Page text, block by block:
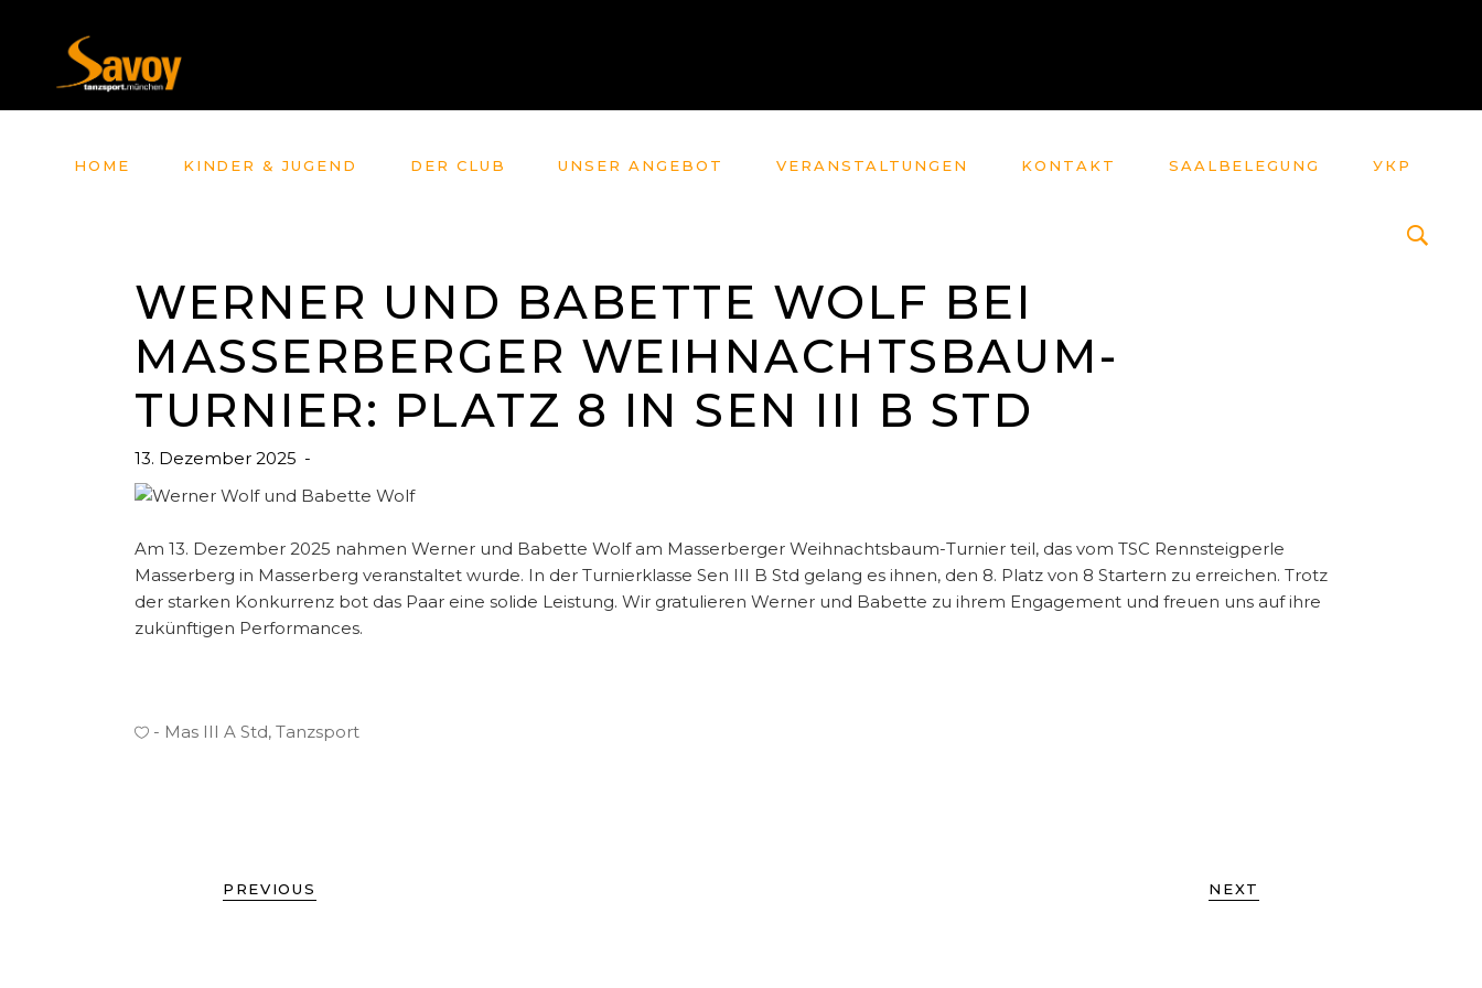
HOME KINDER & JUGEND DER CLUB UNSER ANGEBOT VERANSTALTUNGEN KONTAKT SAALBELEGUNG УКР
WERNER UND BABETTE WOLF BEI
MASSERBERGER WEIHNACHTSBAUM-
TURNIER: PLATZ 8 IN SEN III B STD
13. Dezember 2025
Am 13. Dezember 2025 nahmen Werner und Babette Wolf am Masserberger Weihnachtsbaum-Turnier teil, das vom TSC Rennsteigperle
Masserberg in Masserberg veranstaltet wurde. In der Turnierklasse Sen III B Std gelang es ihnen, den 8. Platz von 8 Startern zu erreichen. Trotz
der starken Konkurrenz bot das Paar eine solide Leistung. Wir gratulieren Werner und Babette zu ihrem Engagement und freuen uns auf ihre
zukünftigen Performances.
Mas III A Std, Tanzsport
PREVIOUS NEXT